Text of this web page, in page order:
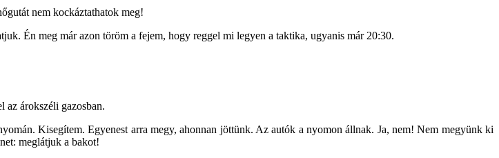
nem kockáztathatok meg!
Én meg már azon töröm a fejem, hogy reggel mi legyen a taktika, ugyanis már 20:30.
az árokszéli gazosban.
Kisegítem. Egyenest arra megy, ahonnan jöttünk. Az autók a nyomon állnak. Ja, nem! Nem megyünk ki
meglátjuk a bakot!